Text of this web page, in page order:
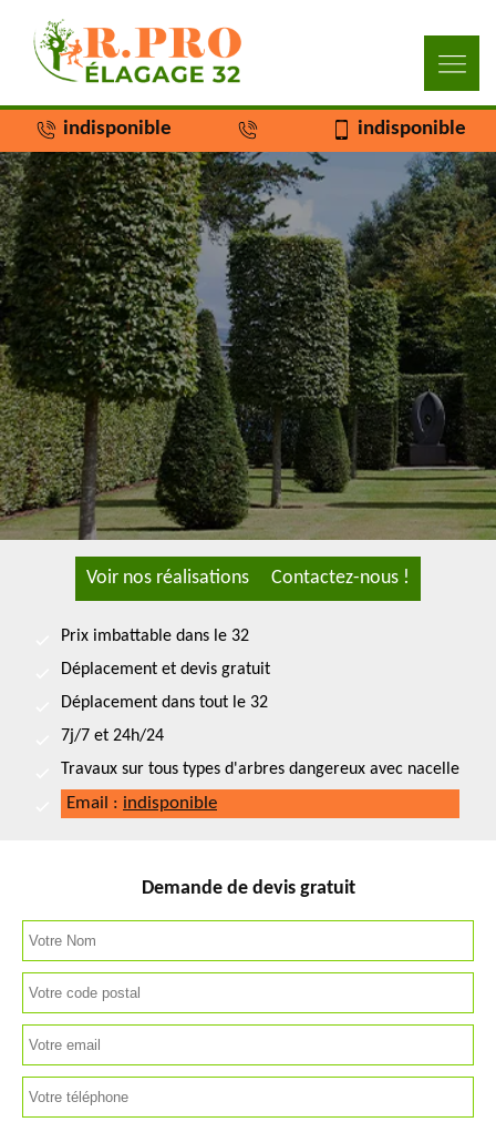
indisponible indisponible
Voir nos réalisations Contactez-nous !
Prix imbattable dans le 32
Déplacement et devis gratuit
Déplacement dans tout le 32
7j/7 et 24h/24
Travaux sur tous types d'arbres dangereux avec nacelle
Email : indisponible
Demande de devis gratuit